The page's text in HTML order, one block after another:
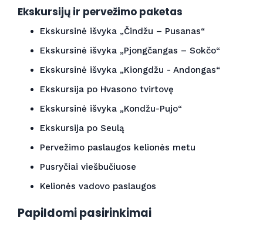
Ekskursijų ir pervežimo paketas
Ekskursinė išvyka „Čindžu – Pusanas“
Ekskursinė išvyka „Pjongčangas – Sokčo“
Ekskursinė išvyka „Kiongdžu - Andongas“
Ekskursija po Hvasono tvirtovę
Ekskursinė išvyka „Kondžu-Pujo“
Ekskursija po Seulą
Pervežimo paslaugos kelionės metu
Pusryčiai viešbučiuose
Kelionės vadovo paslaugos
Papildomi pasirinkimai